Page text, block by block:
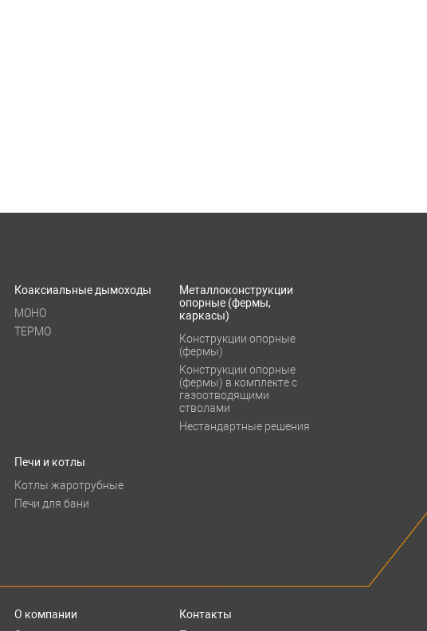
Коаксиальные дымоходы
МОНО
ТЕРМО
Металлоконструкции
опорные (фермы,
каркасы)
Конструкции опорные
(фермы)
Конструкции опорные
(фермы) в комплекте с
газоотводящими
стволами
Нестандартные решения
Печи и котлы
Котлы жаротрубные
Печи для бани
О компании
Контакты